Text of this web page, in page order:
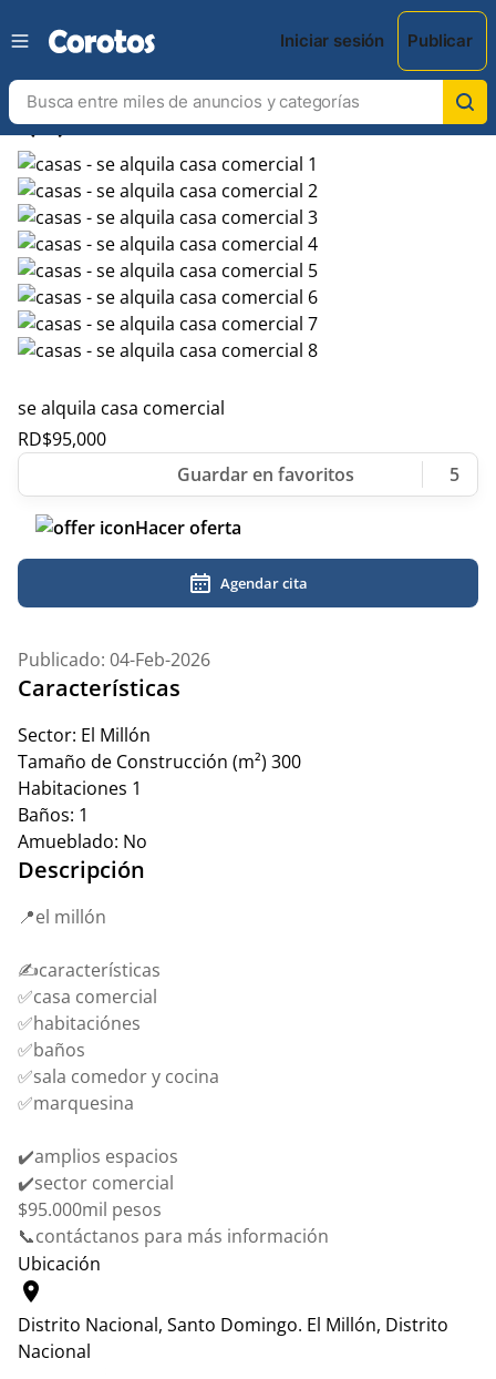
Iniciar sesión Publicar
chevron_leftchevron_right
se alquila casa comercial
RD$95,000
5
Hacer oferta
Agendar cita
Publicado: 04-Feb-2026
Características
Sector: El Millón
Tamaño de Construcción (m²) 300
Habitaciones 1
Baños: 1
Amueblado: No
Descripción
📍el millón
✍️características
✅casa comercial
✅habitaciónes
✅baños
✅sala comedor y cocina
✅marquesina
✔️amplios espacios
✔️sector comercial
$95.000mil pesos
📞contáctanos para más información
Ubicación
location_on
Distrito Nacional, Santo Domingo. El Millón, Distrito
Nacional